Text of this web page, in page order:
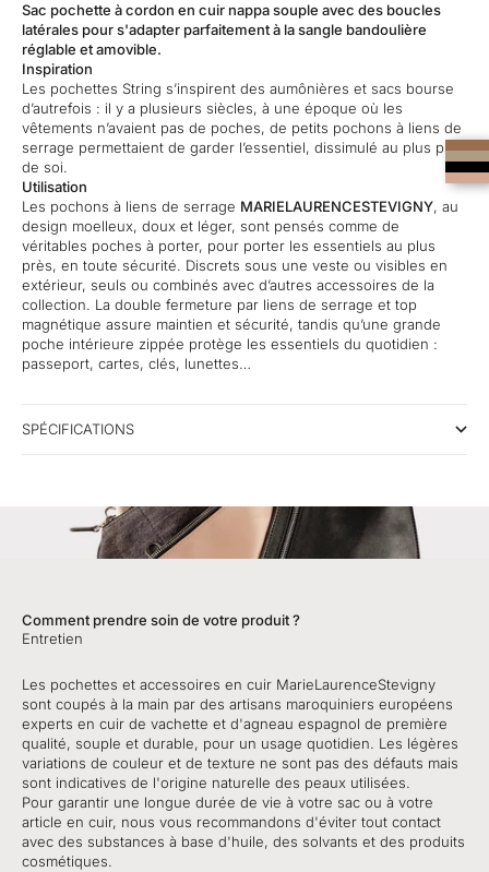
Sac pochette à cordon en cuir nappa souple avec des boucles
latérales pour s'adapter parfaitement à la sangle bandoulière
réglable et amovible.
Inspiration
Les pochettes String s’inspirent des aumônières et sacs bourse
d’autrefois : il y a plusieurs siècles, à une époque où les
vêtements n’avaient pas de poches, de petits pochons à liens de
serrage permettaient de garder l’essentiel, dissimulé au plus près
de soi.
Utilisation
Les pochons à liens de serrage MARIELAURENCESTEVIGNY, au
design moelleux, doux et léger, sont pensés comme de
véritables poches à porter, pour porter les essentiels au plus
près, en toute sécurité. Discrets sous une veste ou visibles en
extérieur, seuls ou combinés avec d’autres accessoires de la
collection. La double fermeture par liens de serrage et top
magnétique assure maintien et sécurité, tandis qu’une grande
poche intérieure zippée protège les essentiels du quotidien :
passeport, cartes, clés, lunettes…
SPÉCIFICATIONS
Comment prendre soin de votre produit ?
Entretien
Les pochettes et accessoires en cuir MarieLaurenceStevigny
sont coupés à la main par des artisans maroquiniers européens
experts en cuir de vachette et d'agneau espagnol de première
qualité, souple et durable, pour un usage quotidien. Les légères
variations de couleur et de texture ne sont pas des défauts mais
sont indicatives de l'origine naturelle des peaux utilisées.
Pour garantir une longue durée de vie à votre sac ou à votre
article en cuir, nous vous recommandons d'éviter tout contact
avec des substances à base d'huile, des solvants et des produits
cosmétiques.